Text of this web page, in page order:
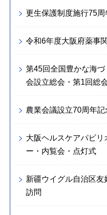
更生保護制度施行75
令和6年度大阪府薬事
第45回全国豊かな海
会設立総会・第1回総
農業会議設立70周年
大阪ヘルスケアパビ
ー・内覧会・点灯式
新疆ウイグル自治区
訪問